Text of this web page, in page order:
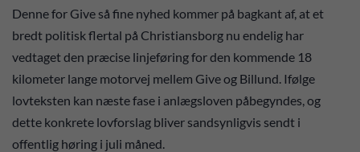
Denne for Give så fine nyhed kommer på bagkant af, at et
bredt politisk flertal på Christiansborg nu endelig har
vedtaget den præcise linjeføring for den kommende 18
kilometer lange motorvej mellem Give og Billund. Ifølge
lovteksten kan næste fase i anlægsloven påbegyndes, og
dette konkrete lovforslag bliver sandsynligvis sendt i
offentlig høring i juli måned.